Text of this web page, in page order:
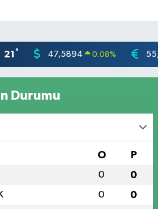
21 ° 47,5894 0.08%
Durumu
O P
0 0
0 0